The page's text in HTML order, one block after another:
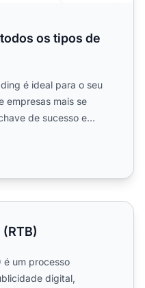
os tipos de
é ideal para o seu
empresas mais se
de sucesso e
é um processo
digital,